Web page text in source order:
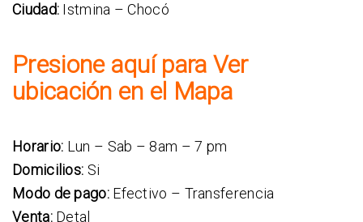
Ciudad: Istmina – Chocó
Presione aquí para Ver
ubicación en el Mapa
Horario: Lun – Sab – 8am – 7 pm
Domicilios: Si
Modo de pago:Efectivo – Transferencia
Venta: Detal